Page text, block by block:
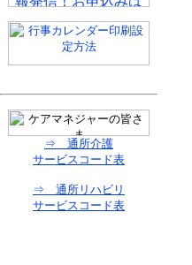
⇒ 通所介護
サービスコード表
⇒ 通所リハビリ
サービスコード表